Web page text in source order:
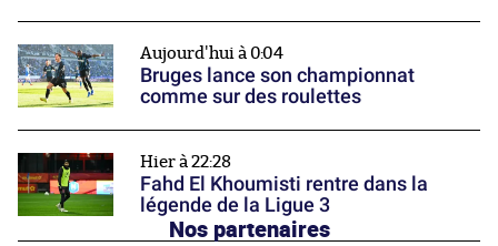
Aujourd'hui à 0:04
Bruges lance son championnat
comme sur des roulettes
Hier à 22:28
Fahd El Khoumisti rentre dans la
légende de la Ligue 3
Nos partenaires